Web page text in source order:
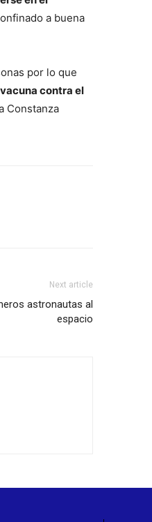
a buena
por lo que
contra el
Constanza
Next article
astronautas al
espacio